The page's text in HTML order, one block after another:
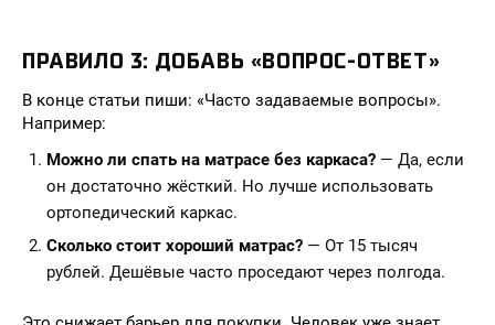
ПРАВИЛО 3: ДОБАВЬ «ВОПРОС-ОТВЕТ»
В конце статьи пиши: «Часто задаваемые вопросы».
Например:
Можно ли спать на матрасе без каркаса? — Да, если
он достаточно жёсткий. Но лучше использовать
ортопедический каркас.
Сколько стоит хороший матрас? — От 15 тысяч
рублей. Дешёвые часто проседают через полгода.